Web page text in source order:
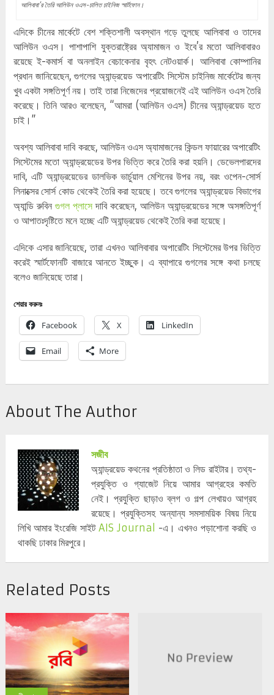
আলিবাবা’র তৈরি আলিউন ওএস-চালিত চাইনিজ স্মার্টফোন।
এদিকে চীনের মার্কেটে বেশ শক্তিশালী অবস্থান গড়ে তুলছে আলিবাবা ও তাদের
আলিউন ওএস। পাশাপাশি যুক্তরাষ্ট্রের অ্যামাজন ও ইবে’র মতো আলিবাবারও
রয়েছে ই-কমার্স বা অনলাইন বেচাকেনার বৃহৎ নেটওয়ার্ক। আলিবাবা কোম্পানির
প্রধান জানিয়েছেন, গুগলের অ্যান্ড্রয়েড অপারেটিং সিস্টেম চাইনিজ মার্কেটের জন্য
খুব একটা সঙ্গতিপূর্ণ নয়। তাই তারা নিজেদের প্রয়োজনেই এই আলিউন ওএস তৈরি
করেছে। তিনি আরও বলেছেন, “আমরা (আলিউন ওএস) চীনের অ্যান্ড্রয়েড হতে
চাই।”
অবশ্য আলিবাবা দাবি করছে, আলিউন ওএস অ্যামাজনের কিন্ডল ফায়ারের অপারেটিং
সিস্টেমের মতো অ্যান্ড্রয়েডের উপর ভিত্তি করে তৈরি করা হয়নি। ডেভেলপারদের
দাবি, এটি অ্যান্ড্রয়েডের ডালভিক ভার্চুয়াল মেশিনের উপর নয়, বরং ওপেন-সোর্স
লিনাক্সের সোর্স কোড থেকেই তৈরি করা হয়েছে। তবে গুগলের অ্যান্ড্রয়েড বিভাগের
অ্যান্ডি রুবিন গুগল প্লাসেদাবি করেছেন, আলিউন অ্যান্ড্রয়েডের সঙ্গে অসঙ্গতিপূর্ণ
ও আপাতঃদৃষ্টিতে মনে হচ্ছে এটি অ্যান্ড্রয়েড থেকেই তৈরি করা হয়েছে।
এদিকে এসার জানিয়েছে, তারা এখনও আলিবাবার অপারেটিং সিস্টেমের উপর ভিত্তি
করেই স্মার্টফোনটি বাজারে আনতে ইচ্ছুক। এ ব্যাপারে গুগলের সঙ্গে কথা চলছে
বলেও জানিয়েছে তারা।
শেয়ার করুনঃ
Facebook X LinkedIn
Email More
About The Author
সজীব
অ্যান্ড্রয়েড কথনের প্রতিষ্ঠাতা ও লিড রাইটার। তথ্য-
প্রযুক্তি ও গ্যাজেট নিয়ে আমার আগ্রহের কমতি
নেই। প্রযুক্তি ছাড়াও ব্লগ ও গল্প লেখায়ও আগ্রহ
রয়েছে। প্রযুক্তিসহ অন্যান্য সমসাময়িক বিষয় নিয়ে
লিখি আমার ইংরেজি সাইট AIS Journal -এ। এখনও পড়াশোনা করছি ও
থাকছি ঢাকার মিরপুরে।
Related Posts